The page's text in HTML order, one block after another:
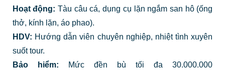
Hoạt động: Tàu câu cá, dụng cụ lặn ngắm san hô (ống
thở, kính lặn, áo phao).
HDV: Hướng dẫn viên chuyên nghiệp, nhiệt tình xuyên
suốt tour.
Bảo hiểm: Mức đền bù tối đa 30.000.000